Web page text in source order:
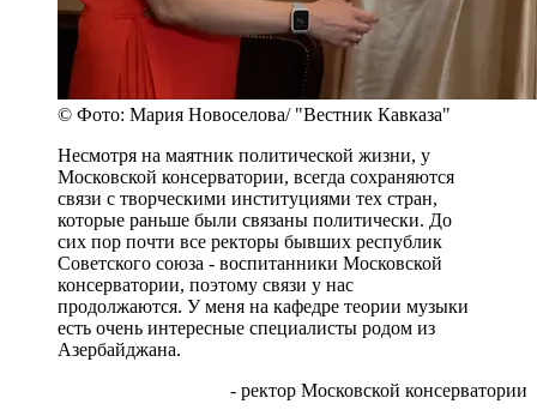
© Фото: Мария Новоселова/ "Вестник Кавказа"
Несмотря на маятник политической жизни, у
Московской консерватории, всегда сохраняются
связи с творческими институциями тех стран,
которые раньше были связаны политически. До
сих пор почти все ректоры бывших республик
Советского союза - воспитанники Московской
консерватории, поэтому связи у нас
продолжаются. У меня на кафедре теории музыки
есть очень интересные специалисты родом из
Азербайджана.
- ректор Московской консерватории